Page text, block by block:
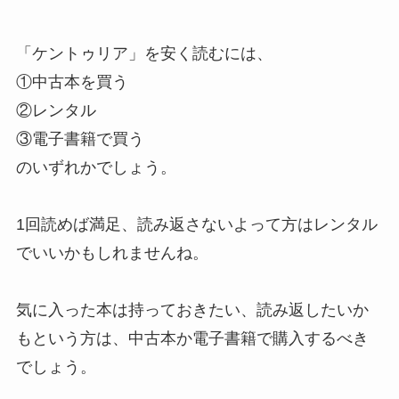
「ケントゥリア」を安く読むには、
①中古本を買う
②レンタル
③電子書籍で買う
のいずれかでしょう。
1回読めば満足、読み返さないよって方はレンタル
でいいかもしれませんね。
気に入った本は持っておきたい、読み返したいか
もという方は、中古本か電子書籍で購入するべき
でしょう。